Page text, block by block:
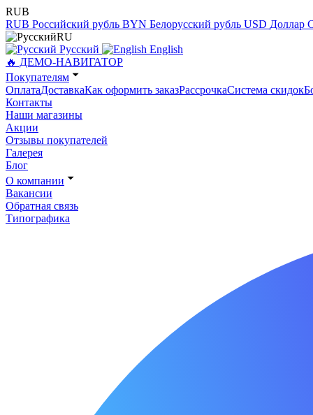
RUB
RUB Российский рубль BYN Белорусский рубль USD
RU
Русский
English
🔥 ДЕМО-НАВИГАТОР
Покупателям
ОплатаДоставкаКак оформить заказРассрочкаСистема скидок
Контакты
Наши магазины
Акции
Отзывы покупателей
Галерея
Блог
О компании
Вакансии
Обратная связь
Типографика